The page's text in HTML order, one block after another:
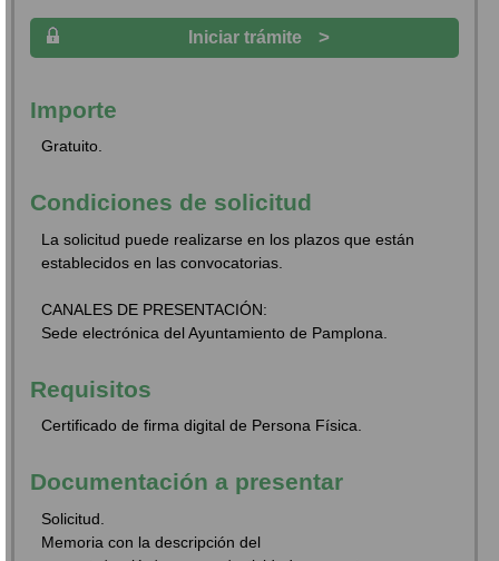
Iniciar trámite >
Importe
Gratuito.
Condiciones de solicitud
La solicitud puede realizarse en los plazos que están
establecidos en las convocatorias.
CANALES DE PRESENTACIÓN:
Sede electrónica del Ayuntamiento de Pamplona.
Requisitos
Certificado de firma digital de Persona Física.
Documentación a presentar
Solicitud.
Memoria con la descripción del